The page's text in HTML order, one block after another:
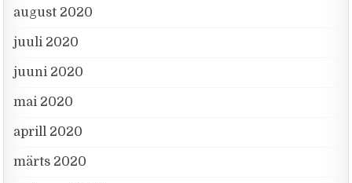
august 2020
juuli 2020
juuni 2020
mai 2020
aprill 2020
märts 2020